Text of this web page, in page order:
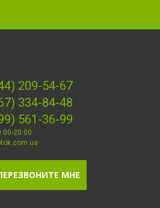
209-54-67
334-84-48
561-36-99
20:00
МНЕ